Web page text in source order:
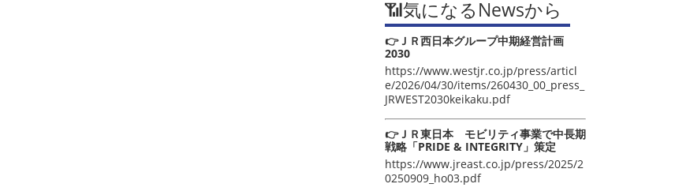
📶気になるNewsから
👉ＪＲ西日本グループ中期経営計画
2030
https://www.westjr.co.jp/press/articl
e/2026/04/30/items/260430_00_press_
JRWEST2030keikaku.pdf
👉ＪＲ東日本 モビリティ事業で中長期
戦略「PRIDE & INTEGRITY」策定
https://www.jreast.co.jp/press/2025/2
0250909_ho03.pdf